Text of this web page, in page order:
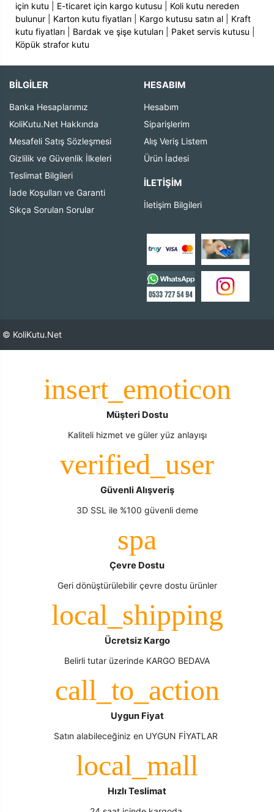
için kutu
E-ticaret için kargo kutusu
Koli kutu nereden
bulunur| Karton kutu fiyatları| Kargo kutusu satın al| Kraft
kutu fiyatları| Bardak ve şişe kutuları| Paket servis kutusu
Köpük strafor kutu
BİLGİLER
Banka Hesaplarımız
KoliKutu.Net Hakkında
Mesafeli Satış Sözleşmesi
Gizlilik ve Güvenlik İlkeleri
Teslimat Bilgileri
İade Koşulları ve Garanti
Sıkça Sorulan Sorular
HESABIM
Hesabım
Siparişlerim
Alış Veriş Listem
Ürün İadesi
İLETIŞIM
İletişim Bilgileri
© KoliKutu.Net
Müşteri Dostu
Kaliteli hizmet ve güler yüz anlayışı
Güvenli Alışveriş
3D SSL ile %100 güvenli deme
Çevre Dostu
Geri dönüştürülebilir çevre dostu ürünler
Ücretsiz Kargo
Belirli tutar üzerinde KARGO BEDAVA
Uygun Fiyat
Satın alabileceğiniz en UYGUN FİYATLAR
Hızlı Teslimat